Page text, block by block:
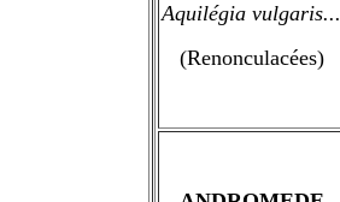
Aquilégia vulgaris...
(Renonculacées)